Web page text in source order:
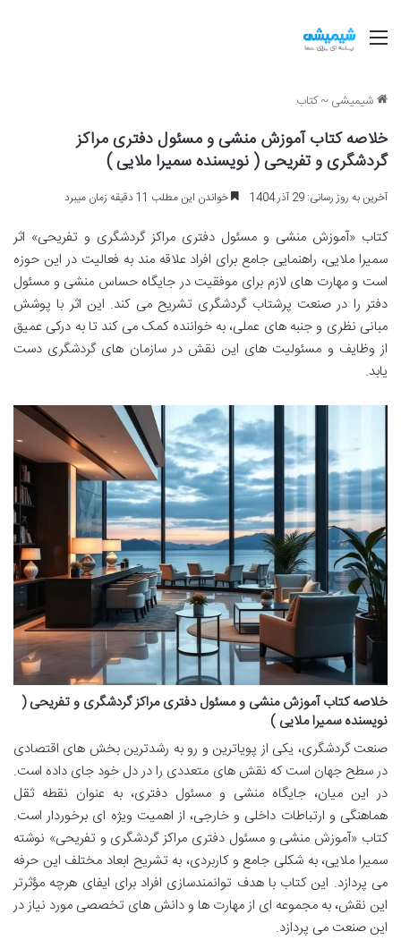
منو
شیمیشی~کتاب
خلاصه کتاب آموزش منشی و مسئول دفتری مراکز
گردشگری و تفریحی ( نویسنده سمیرا ملایی )
آخرین به روز رسانی: 29 آذر 1404 خواندن این مطلب 11 دقیقه زمان میبرد
کتاب «آموزش منشی و مسئول دفتری مراکز گردشگری و تفریحی» اثر
سمیرا ملایی، راهنمایی جامع برای افراد علاقه مند به فعالیت در این حوزه
است و مهارت های لازم برای موفقیت در جایگاه حساس منشی و مسئول
دفتر را در صنعت پرشتاب گردشگری تشریح می کند. این اثر با پوشش
مبانی نظری و جنبه های عملی، به خواننده کمک می کند تا به درکی عمیق
از وظایف و مسئولیت های این نقش در سازمان های گردشگری دست
یابد.
خلاصه کتاب آموزش منشی و مسئول دفتری مراکز گردشگری و تفریحی (
نویسنده سمیرا ملایی )
صنعت گردشگری، یکی از پویاترین و رو به رشدترین بخش های اقتصادی
در سطح جهان است که نقش های متعددی را در دل خود جای داده است.
در این میان، جایگاه منشی و مسئول دفتری، به عنوان نقطه ثقل
هماهنگی و ارتباطات داخلی و خارجی، از اهمیت ویژه ای برخوردار است.
کتاب «آموزش منشی و مسئول دفتری مراکز گردشگری و تفریحی» نوشته
سمیرا ملایی، به شکلی جامع و کاربردی، به تشریح ابعاد مختلف این حرفه
می پردازد. این کتاب با هدف توانمندسازی افراد برای ایفای هرچه مؤثرتر
این نقش، به مجموعه ای از مهارت ها و دانش های تخصصی مورد نیاز در
این صنعت می پردازد.